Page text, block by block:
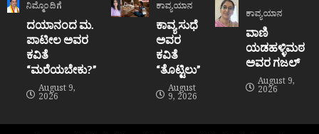
ನಿಮ್ಮೊಂದಿಗೆ
ದಯಾನಂದ ಮ.
ಪಾಟೀಲ ಅವರ
ಕವಿತೆ
“ಮರೆಯಬೇಕು?”
August 9,
2026
ಕಾವ್ಯಯಾನ
ಕಾವ್ಯ ಸುಧೆ
ಅವರ
ಕವಿತೆ
“ತೊಟ್ಟಿಲು”
August
9, 2026
ಕಾವ್ಯಯಾನ
ವಾಣಿ
ಯಡಹಳ್ಳಿಮಠ
ಅವರ ಗಜಲ್
August 9,
2026